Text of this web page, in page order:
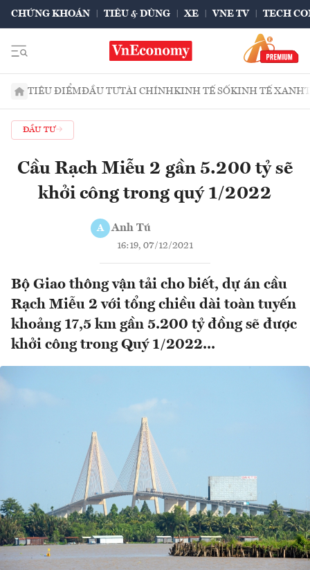
CHỨNG KHOÁN TIÊU & DÙNG XE VNE TV TECH
TIÊU ĐIỂMĐẦU TƯTÀI CHÍNHKINH TẾ SỐKINH TẾ XANH
ĐẦU TƯ
Cầu Rạch Miễu 2 gần 5.200 tỷ sẽ
khởi công trong quý 1/2022
A Anh Tú
16:19, 07/12/2021
Bộ Giao thông vận tải cho biết, dự án cầu
Rạch Miễu 2 với tổng chiều dài toàn tuyến
khoảng 17,5 km gần 5.200 tỷ đồng sẽ được
khởi công trong Quý 1/2022...